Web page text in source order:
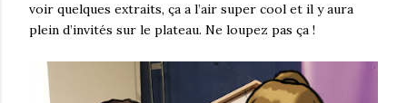
voir quelques extraits, ça a l’air super cool et il y aura
plein d’invités sur le plateau. Ne loupez pas ça !